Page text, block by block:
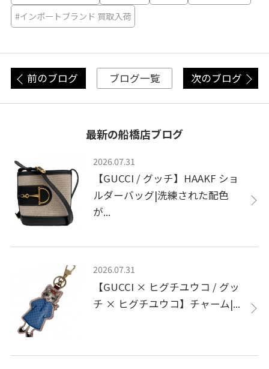
#インポートブランド 買取入荷
前のブログ ブログ一覧 次のブログ
最新の船橋店ブログ
2026.07.31
【GUCCI / グッチ】HAAKF ショ
ルダーバッグ|洗練された配色
が...
2026.07.31
【GUCCI × ヒグチユウコ / グッ
チ × ヒグチユウコ】チャーム|...